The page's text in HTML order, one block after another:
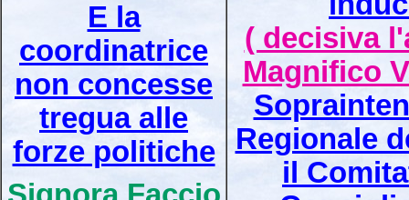
E la
coordinatrice
non concesse
tregua alle
forze politiche
( decisiva
Magnifico
Regionale
il